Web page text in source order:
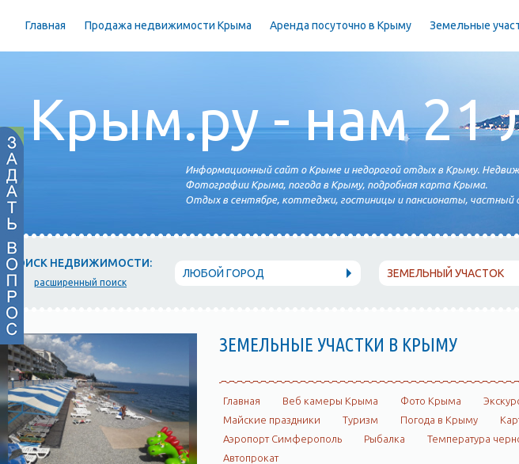
Главная Продажа недвижимости Крыма Аренда посуточно в Крыму Земельные
Крым.ру - нам 21
Информационный сайт о Крыме и недорогой отдых в Крыму.
Фотографии Крыма, погода в Крыму, подробная карта Крыма.
Отдых в сентябре, коттеджи, гостиницы и пансионаты, частный
ПОИСК НЕДВИЖИМОСТИ:
расширенный поиск
ЛЮБОЙ ГОРОД ЗЕМЕЛЬНЫЙ УЧАСТОК
ЗЕМЕЛЬНЫЕ УЧАСТКИ В КРЫМУ
Главная Веб камеры Крыма Фото Крыма
Майские праздники
Туризм Погода в Крыму
Аэропорт Симферополь
Рыбалка Температура
Автопрокат